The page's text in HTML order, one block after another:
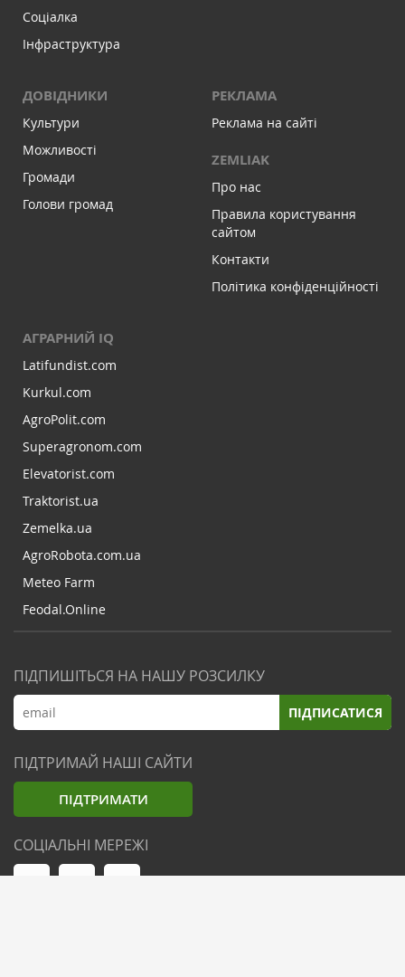
Соціалка
Інфраструктура
ДОВІДНИКИ
Культури
Можливості
Громади
Голови громад
РЕКЛАМА
Реклама на сайті
ZEMLIAK
Про нас
Правила користування
сайтом
Контакти
Політика конфіденційності
АГРАРНИЙ IQ
Latifundist.com
Kurkul.com
AgroPolit.com
Superagronom.com
Elevatorist.com
Traktorist.ua
Zemelka.ua
AgroRobota.com.ua
Meteo Farm
Feodal.Online
ПІДПИШІТЬСЯ НА НАШУ РОЗСИЛКУ
ПІДПИСАТИСЯ
ПІДТРИМАЙ НАШІ САЙТИ
ПІДТРИМАТИ
СОЦІАЛЬНІ МЕРЕЖІ